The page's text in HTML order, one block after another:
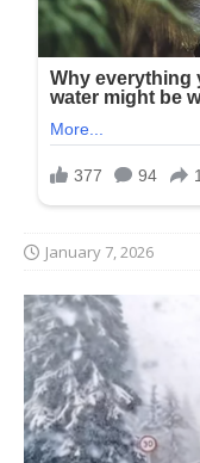
January 7, 2026